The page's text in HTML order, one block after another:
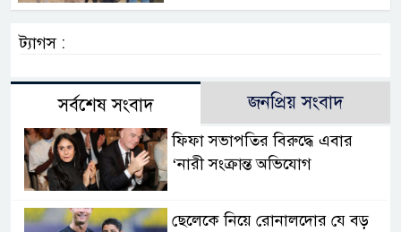
ট্যাগস :
সর্বশেষ সংবাদ জনপ্রিয় সংবাদ
ফিফা সভাপতির বিরুদ্ধে এবার
‘নারী সংক্রান্ত অভিযোগ
ছেলেকে নিয়ে রোনালদোর যে বড়